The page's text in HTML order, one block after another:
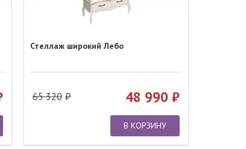
Стеллаж широкий Лебо
65 320 48 990
В КОРЗИНУ